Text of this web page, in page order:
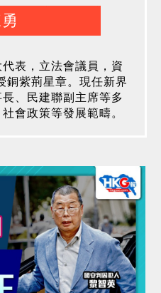
表，立法會議員，資
銅紫荊星章。現任新界
、民建聯副主席等多
會政策等發展範疇。